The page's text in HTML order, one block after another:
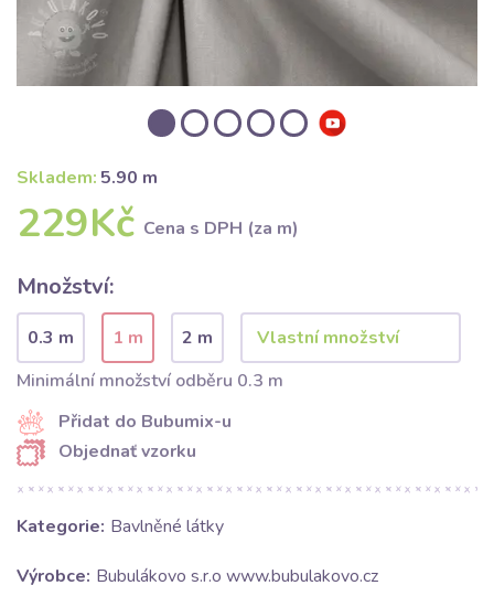
Skladem: 5.90 m
229Kč Cena s DPH (za m)
Množství:
0.3 m 1 m
2 m
Minimální množství odběru 0.3 m
Přidat do Bubumix-u
Objednať vzorku
Kategorie: Bavlněné látky
Výrobce: Bubulákovo s.r.o www.bubulakovo.cz